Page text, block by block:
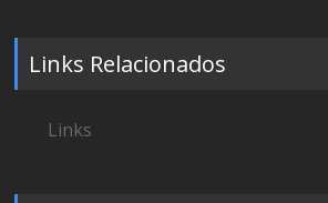
Links Relacionados
Links